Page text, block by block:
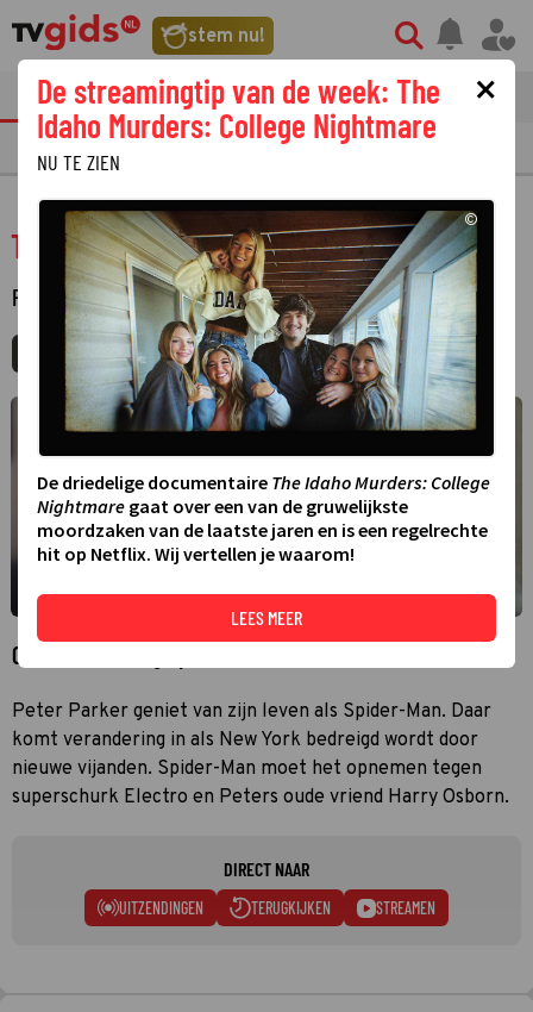
stem nu!
tvgids streaming nieuws
PRIMETIME GEMIST
The Amazing Spider-Man 2
FILM ACTIE
MIJNGIDS AGENDA DELEN
Over The Amazing Spider-Man 2
Peter Parker geniet van zijn leven als Spider-Man. Daar
komt verandering in als New York bedreigd wordt door
nieuwe vijanden. Spider-Man moet het opnemen tegen
superschurk Electro en Peters oude vriend Harry Osborn.
DIRECT NAAR
UITZENDINGEN TERUGKIJKEN STREAMEN
×
De streamingtip van de week: The
Idaho Murders: College Nightmare
NU TE ZIEN
©
De driedelige documentaire The Idaho Murders: College
Nightmare gaat over een van de gruwelijkste
moordzaken van de laatste jaren en is een regelrechte
hit op Netflix. Wij vertellen je waarom!
LEES MEER